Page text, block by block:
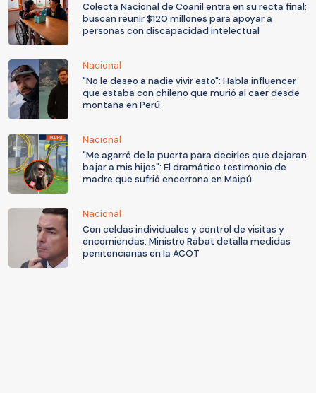
Colecta Nacional de Coanil entra en su recta final:
buscan reunir $120 millones para apoyar a
personas con discapacidad intelectual
Nacional
"No le deseo a nadie vivir esto": Habla influencer
que estaba con chileno que murió al caer desde
montaña en Perú
Nacional
"Me agarré de la puerta para decirles que dejaran
bajar a mis hijos": El dramático testimonio de
madre que sufrió encerrona en Maipú
Nacional
Con celdas individuales y control de visitas y
encomiendas: Ministro Rabat detalla medidas
penitenciarias en la ACOT